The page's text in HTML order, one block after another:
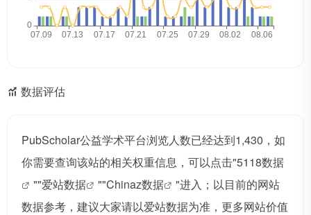
数据评估
PubScholar公益学术平台浏览人数已经达到1,430，如
你需要查询该站的相关权重信息，可以点击"5118数据
""爱站数据 ""Chinaz数据
"进入；以目前的网站
数据参考，建议大家请以爱站数据为准，更多网站价值